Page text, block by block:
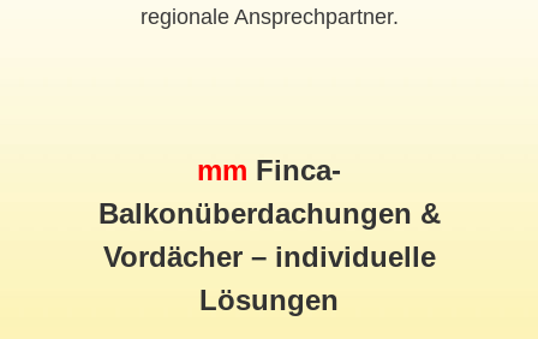
regionale Ansprechpartner.
mm Finca-
Balkonüberdachungen &
Vordächer – individuelle
Lösungen